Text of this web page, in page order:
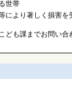
世帯
により著しく損害を
ども課までお問い合